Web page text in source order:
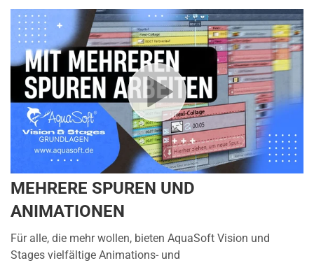
MEHRERE SPUREN UND
ANIMATIONEN
Für alle, die mehr wollen, bieten AquaSoft Vision und
Stages vielfältige Animations- und